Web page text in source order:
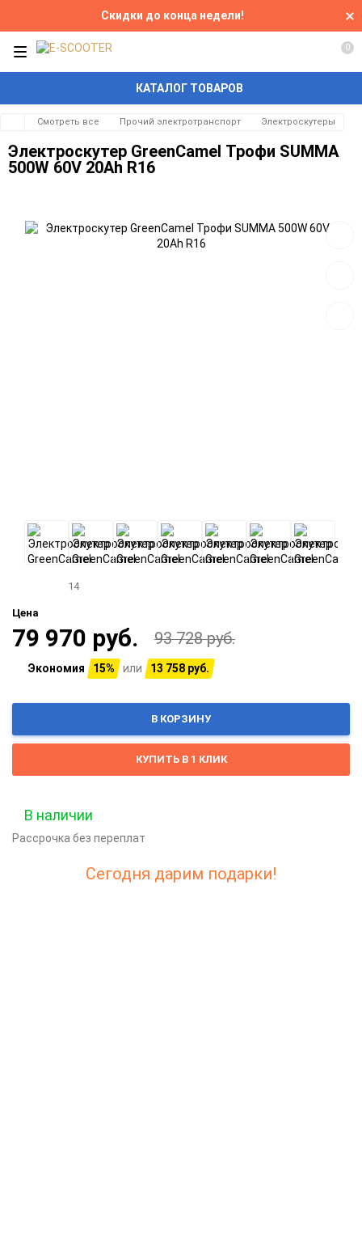
Скидки до конца недели!
КАТАЛОГ ТОВАРОВ
0
Смотреть все Прочий электротранспорт Электроскутеры
Электроскутер GreenCamel Трофи SUMMA
500W 60V 20Ah R16
14
Цена
79 970 руб. 93 728 руб.
Экономия 15% или 13 758 руб.
В КОРЗИНУ
КУПИТЬ В 1 КЛИК
В наличии
Рассрочка без переплат
Сегодня дарим подарки!